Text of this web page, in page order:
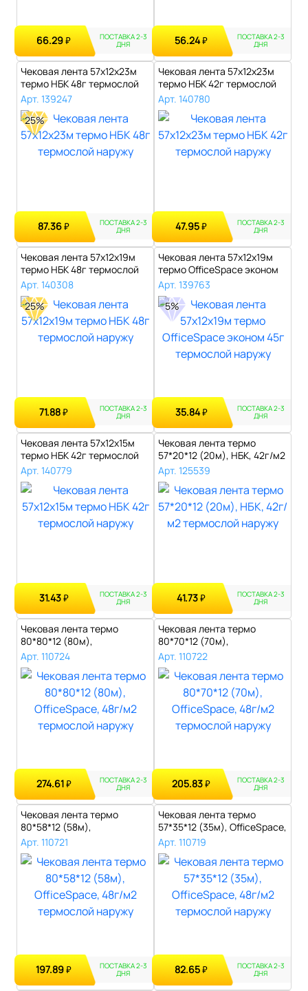
66.29₽ ПОСТАВКА 2-3
ДНЯ 56.24₽ ПОСТАВКА 2-3
ДНЯ
Чековая лента 57х12х23м
термо НБК 48г термослой
наружу..
Арт. 139247
25%
87.36₽ ПОСТАВКА 2-3
ДНЯ
Чековая лента 57х12х23м
термо НБК 42г термослой
наружу..
Арт. 140780
47.95₽ ПОСТАВКА 2-3
ДНЯ
Чековая лента 57х12х19м
термо НБК 48г термослой
наружу..
Арт. 140308
25%
71.88₽ ПОСТАВКА 2-3
ДНЯ
Чековая лента 57х12х19м
термо OfficeSpace эконом
45г те..
Арт. 139763
5%
35.84₽ ПОСТАВКА 2-3
ДНЯ
Чековая лента 57х12х15м
термо НБК 42г термослой
наружу..
Арт. 140779
31.43₽ ПОСТАВКА 2-3
ДНЯ
Чековая лента термо
57*20*12 (20м), НБК, 42г/м2
термосл..
Арт. 125539
41.73₽ ПОСТАВКА 2-3
ДНЯ
Чековая лента термо
80*80*12 (80м),
OfficeSpace, 48г/м2..
Арт. 110724
274.61₽ ПОСТАВКА 2-3
ДНЯ
Чековая лента термо
80*70*12 (70м),
OfficeSpace, 48г/м2..
Арт. 110722
205.83₽ ПОСТАВКА 2-3
ДНЯ
Чековая лента термо
80*58*12 (58м),
OfficeSpace, 48г/м2..
Арт. 110721
197.89₽ ПОСТАВКА 2-3
ДНЯ
Чековая лента термо
57*35*12 (35м), OfficeSpace,
48г/м2..
Арт. 110719
82.65₽ ПОСТАВКА 2-3
ДНЯ